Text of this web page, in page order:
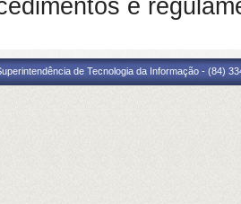
e
de Tecnologia da Informação - (84)